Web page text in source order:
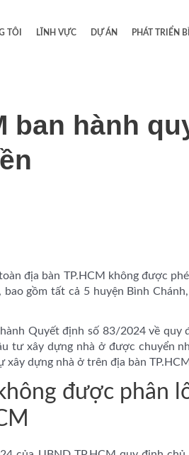
TÔI LĨNH VỰC DỰ ÁN PHÁT TRIỂN
ban hành
địa bàn TP.HCM không được
gồm tất cả 5 huyện Bình
Quyết định số 83/2024 về quy
tư xây dựng nhà ở được chuyển
dựng nhà ở trên địa bàn
được phân